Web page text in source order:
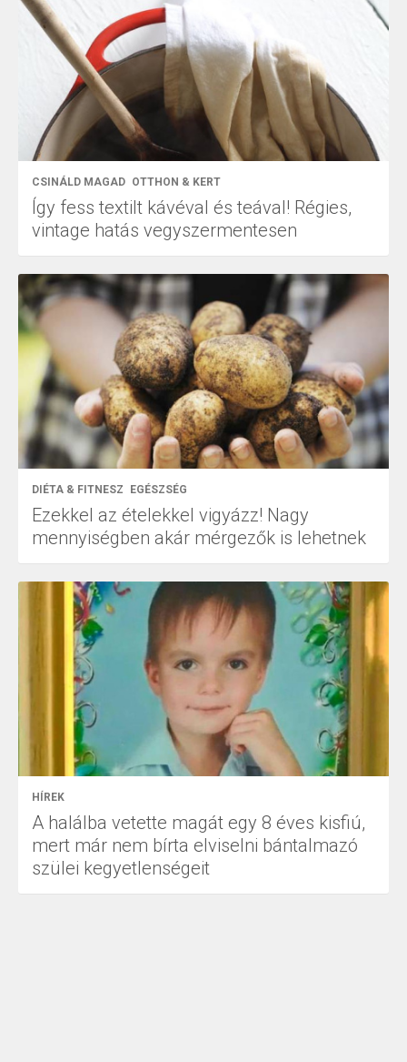
CSINÁLD MAGAD OTTHON & KERT
Így fess textilt kávéval és teával! Régies,
vintage hatás vegyszermentesen
DIÉTA & FITNESZ EGÉSZSÉG
Ezekkel az ételekkel vigyázz! Nagy
mennyiségben akár mérgezők is lehetnek
HÍREK
A halálba vetette magát egy 8 éves kisfiú,
mert már nem bírta elviselni bántalmazó
szülei kegyetlenségeit